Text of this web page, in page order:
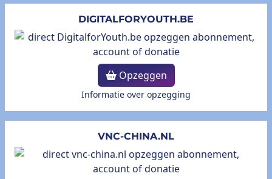
DIGITALFORYOUTH.BE
Opzeggen
Informatie over opzegging
VNC-CHINA.NL